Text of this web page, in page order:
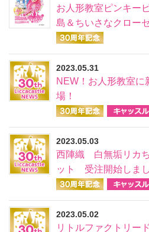
お人形教室ピンキー
島＆ちいさなクロー
2023.05.31
NEW！お人形教室に
場！
2023.05.03
西陣織 白無垢リカ
ット 受注開始しま
2023.05.02
リトルファクトリー